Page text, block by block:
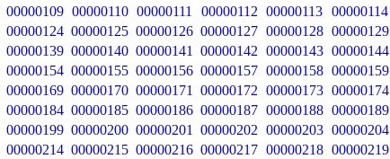
00000109 00000110 00000111 00000112 00000113 00000114
00000124 00000125 00000126 00000127 00000128 00000129
00000139 00000140 00000141 00000142 00000143 00000144
00000154 00000155 00000156 00000157 00000158 00000159
00000169 00000170 00000171 00000172 00000173 00000174
00000184 00000185 00000186 00000187 00000188 00000189
00000199 00000200 00000201 00000202 00000203 00000204
00000214 00000215 00000216 00000217 00000218 00000219